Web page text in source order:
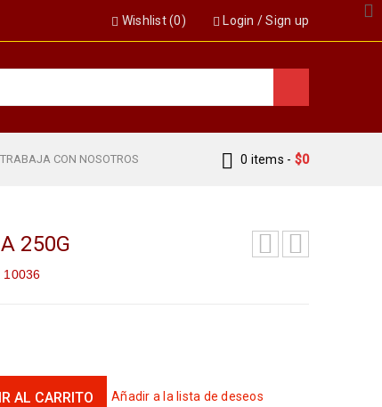
Login /Sign up
Wishlist (0)
TRABAJA CON NOSOTROS 0 items - $0
250G
10036
AL CARRITO Añadir a la lista de deseos